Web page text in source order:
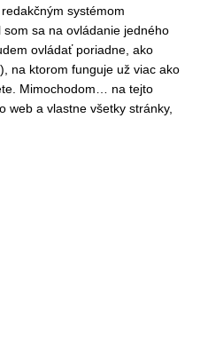
systémom
sa na ovládanie jedného
ovládať poriadne, ako
na ktorom funguje už viac ako
Mimochodom… na tejto
web a vlastne všetky stránky,